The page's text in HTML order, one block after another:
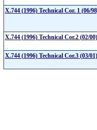
X.744 (1996) Technical Cor. 1 (06/
X.744 (1996) Technical Cor.2 (02/00)
X.744 (1996) Technical Cor.3 (03/01)